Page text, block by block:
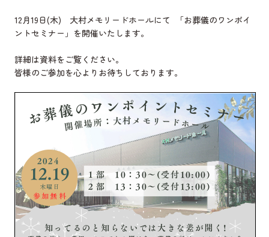
12月19日(木) 大村メモリードホールにて 「お葬儀のワンポイ
ントセミナー」を開催いたします。
詳細は資料をご覧ください。
皆様のご参加を心よりお待ちしております。